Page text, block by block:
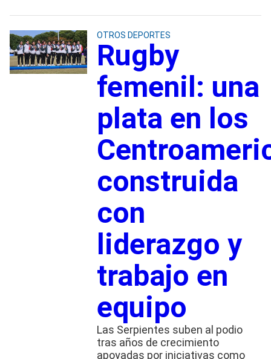
OTROS DEPORTES
Rugby
femenil: una
plata en los
construida
con
liderazgo y
trabajo en
equipo
Las Serpientes suben al podio
tras años de crecimiento
apoyadas por iniciativas como